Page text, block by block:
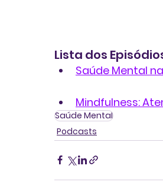
Lista dos
Saúde Mental
Mindfulness:
Saúde Mental
Podcasts